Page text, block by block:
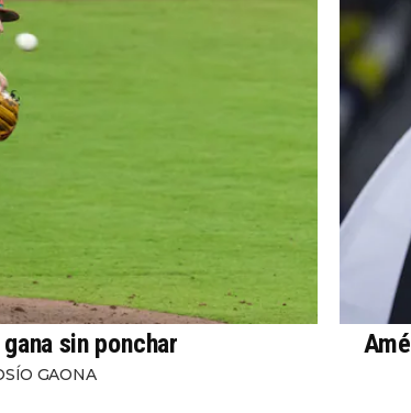
sin ponchar
GAONA